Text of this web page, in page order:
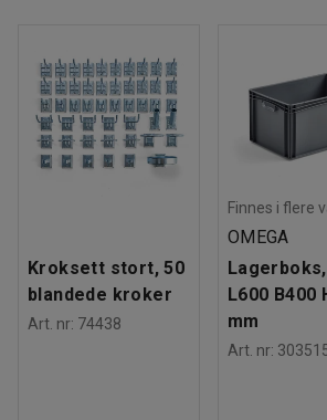
Kroksett stort, 50
blandede kroker
Art. nr: 74438
Finnes i flere
OMEGA
L600 B400
mm
Art. nr: